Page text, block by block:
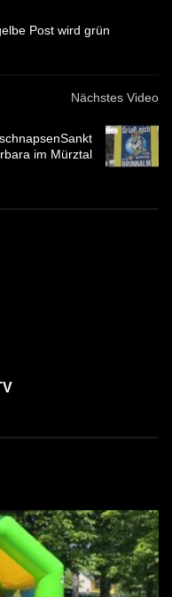
Post wird grün
Nächstes Video
im Mürztal